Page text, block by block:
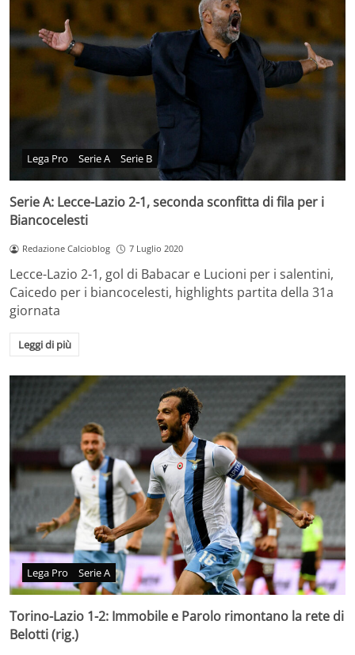
Lega Pro Serie A Serie B
Serie A: Lecce-Lazio 2-1, seconda sconfitta di fila per i
Biancocelesti
Redazione Calcioblog 7 Luglio 2020
Lecce-Lazio 2-1, gol di Babacar e Lucioni per i salentini,
Caicedo per i biancocelesti, highlights partita della 31a
giornata
Leggi di più
Lega Pro Serie A
Torino-Lazio 1-2: Immobile e Parolo rimontano la rete di
Belotti (rig.)